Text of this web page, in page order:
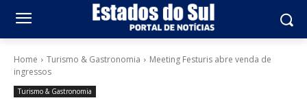
Home Turismo & Gastronomia
Meeting Festuris abre venda de
ingressos
Turismo & Gastronomia